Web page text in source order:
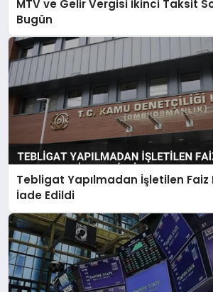
MTV ve Gelir Vergisi İkinci Taksit
Bugün
Tebligat Yapılmadan İşletilen Faiz
İade Edildi